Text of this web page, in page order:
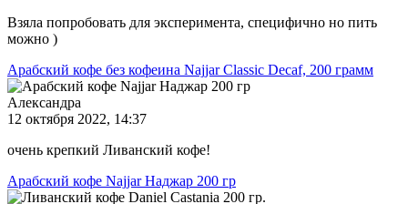
Взяла попробовать для эксперимента, специфично но пить
можно )
Арабский кофе без кофеина Najjar Classic Decaf, 200 грамм
Александра
12 октября 2022, 14:37
очень крепкий Ливанский кофе!
Арабский кофе Najjar Наджар 200 гр